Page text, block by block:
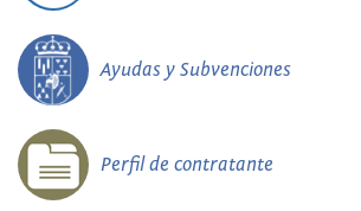
Ayudas y Subvenciones
Perfil de contratante